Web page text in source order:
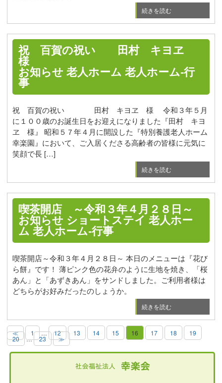
続きを読む
祝 百賀の祝い 田村 キヨヱ
様
お知らせ 老人ホーム 老人ホーム-行
事
祝 百賀の祝い 田村 キヨヱ 様 令和３年５月
に１００歳のお誕生日をお迎えになりました『田村 キヨ
ヱ 様』 昭和５７年４月に開設した『特別養護老人ホーム
幸楽園』において、ご入居くださる高齢者の皆様に元気に
笑顔で長 […]
続きを読む
喫茶開店 ～令和３年４月２８日～
お知らせ ショートステイ 老人ホー
ム 老人ホーム-行事
喫茶開店～令和３年４月２８日～ 本日のメニューは『花び
ら餅』です！ 薄ピンク色の花弁のように生地を焼き、「桜
あん」と「あずきあん」をサンドしました。ご利用者様は
どちらがお好みだったのしょうか。
続きを読む
≪ 1 … 12 13 14 15 16 17 18 19
20 … 23 ≫